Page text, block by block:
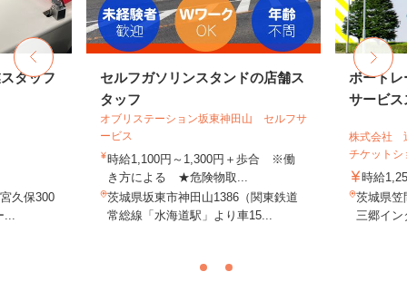
タッフ
久保300
セルフガソリンスタンドの店舗ス
タッフ
オブリステーション坂東神田山 セルフサ
ービス
時給1,100円～1,300円＋歩合 ※働
き方による ★危険物取...
茨城県坂東市神田山1386（関東鉄道
常総線「水海道駅」より車15...
ボートレ
サービス
株式会社
チケットシ
時給
茨城県笠
三郷イ